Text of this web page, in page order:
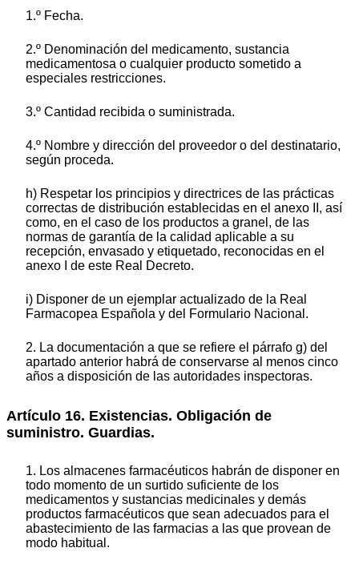
1.º Fecha.
2.º Denominación del medicamento, sustancia
medicamentosa o cualquier producto sometido a
especiales restricciones.
3.º Cantidad recibida o suministrada.
4.º Nombre y dirección del proveedor o del destinatario,
según proceda.
h) Respetar los principios y directrices de las prácticas
correctas de distribución establecidas en el anexo II, así
como, en el caso de los productos a granel, de las
normas de garantía de la calidad aplicable a su
recepción, envasado y etiquetado, reconocidas en el
anexo I de este Real Decreto.
i) Disponer de un ejemplar actualizado de la Real
Farmacopea Española y del Formulario Nacional.
2. La documentación a que se refiere el párrafo g) del
apartado anterior habrá de conservarse al menos cinco
años a disposición de las autoridades inspectoras.
Artículo 16. Existencias. Obligación de
suministro. Guardias.
1. Los almacenes farmacéuticos habrán de disponer en
todo momento de un surtido suficiente de los
medicamentos y sustancias medicinales y demás
productos farmacéuticos que sean adecuados para el
abastecimiento de las farmacias a las que provean de
modo habitual.